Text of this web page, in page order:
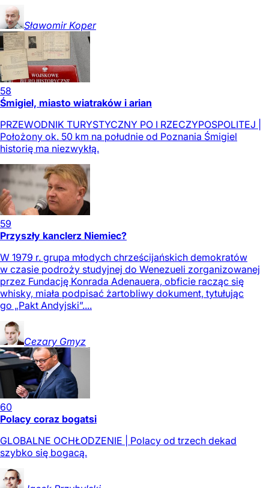
Sławomir Koper
58
Śmigiel, miasto wiatraków i arian
PRZEWODNIK TURYSTYCZNY PO I RZECZYPOSPOLITEJ |
Położony ok. 50 km na południe od Poznania Śmigiel
historię ma niezwykłą.
59
Przyszły kanclerz Niemiec?
W 1979 r. grupa młodych chrześcijańskich demokratów
w czasie podroży studyjnej do Wenezueli zorganizowanej
przez Fundację Konrada Adenauera, obficie racząc się
whisky, miała podpisać żartobliwy dokument, tytułując
go „Pakt Andyjski”....
Cezary Gmyz
60
Polacy coraz bogatsi
GLOBALNE OCHŁODZENIE | Polacy od trzech dekad
szybko się bogacą.